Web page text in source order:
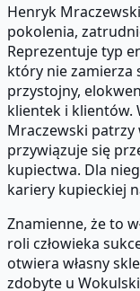
Henryk
pokolenia,
Reprezentuje typ
który nie zamierza
przystojny,
klientek i klientów.
Mraczewski patrzy
przywiązuje się
kupiectwa. Dla
kariery kupieckiej
Znamienne, że to
roli człowieka
otwiera własny
zdobyte u